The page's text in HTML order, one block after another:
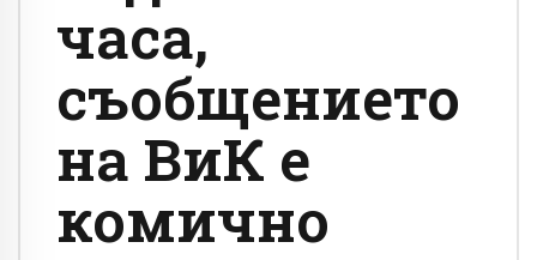
часа,
съобщението
на ВиК е
комично